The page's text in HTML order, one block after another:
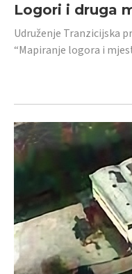
Logori i druga
Udruženje Tranzicijska
“Mapiranje logora i